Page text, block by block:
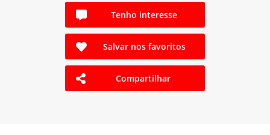
Tenho interesse
Salvar nos favoritos
Compartilhar